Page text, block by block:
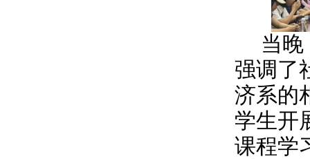
当
强调了
济系的
学生开
课程学